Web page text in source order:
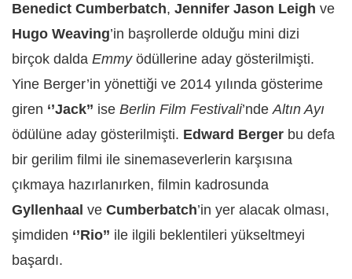
Benedict Cumberbatch, Jennifer Jason Leigh ve
Hugo Weaving’in başrollerde olduğu mini dizi
birçok dalda Emmyödüllerine aday gösterilmişti.
Yine Berger’in yönettiği ve 2014 yılında gösterime
giren ‘’Jack’’ ise Berlin Film Festivali’ndeAltın Ayı
ödülüne aday gösterilmişti. Edward Berger bu defa
bir gerilim filmi ile sinemaseverlerin karşısına
çıkmaya hazırlanırken, filmin kadrosunda
Gyllenhaal ve Cumberbatch’in yer alacak olması,
şimdiden ‘’Rio’’ ile ilgili beklentileri yükseltmeyi
başardı.